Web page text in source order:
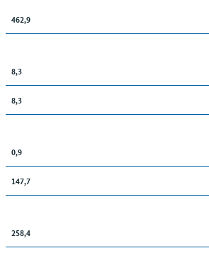
462,9
8,3
8,3
0,9
147,7
258,4